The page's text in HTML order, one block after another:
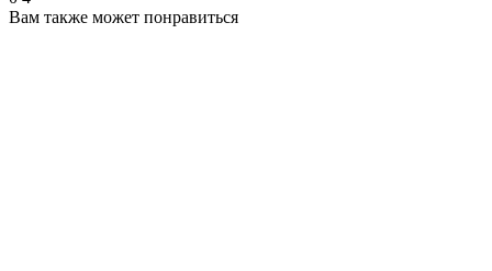
Вам также может понравиться